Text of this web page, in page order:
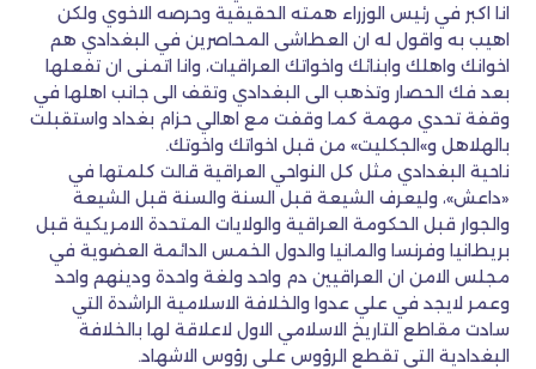
انا اكبر في رئيس الوزراء همته الحقيقية وحرصه الاخوي ولكن
اهيب به واقول له ان العطاشى المحاصرين في البغدادي هم
اخوانك واهلك وابنائك واخواتك العراقيات، وانا اتمنى ان تفعلها
بعد فك الحصار وتذهب الى البغدادي وتقف الى جانب اهلها في
وقفة تحدي مهمة كما وقفت مع اهالي حزام بغداد واستقبلت
بالهلاهل و»الجكليت» من قبل اخواتك واخوتك.
ناحية البغدادي مثل كل النواحي العراقية قالت كلمتها في
«داعش»، وليعرف الشيعة قبل السنة والسنة قبل الشيعة
والجوار قبل الحكومة العراقية والولايات المتحدة الامريكية قبل
بريطانيا وفرنسا والمانيا والدول الخمس الدائمة العضوية في
مجلس الامن ان العراقيين دم واحد ولغة واحدة ودينهم واحد
وعمر لايجد في علي عدوا والخلافة الاسلامية الراشدة التي
سادت مقاطع التاريخ الاسلامي الاول لاعلاقة لها بالخلافة
البغدادية التي تقطع الرؤوس على رؤوس الاشهاد.